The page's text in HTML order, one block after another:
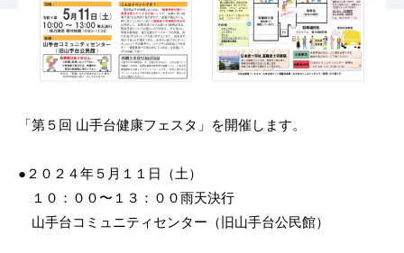
「第５回 山手台健康フェスタ」を開催します。
●２０２４年５月１１日（土）
１０：００〜１３：００雨天決行
山手台コミュニティセンター（旧山手台公民館）